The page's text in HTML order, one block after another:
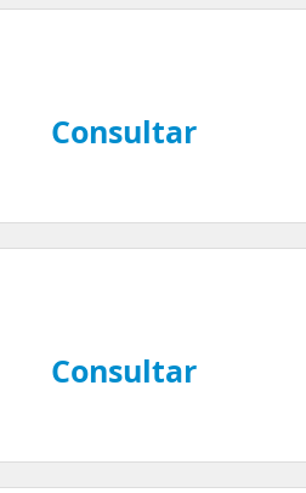
Consultar
Consultar